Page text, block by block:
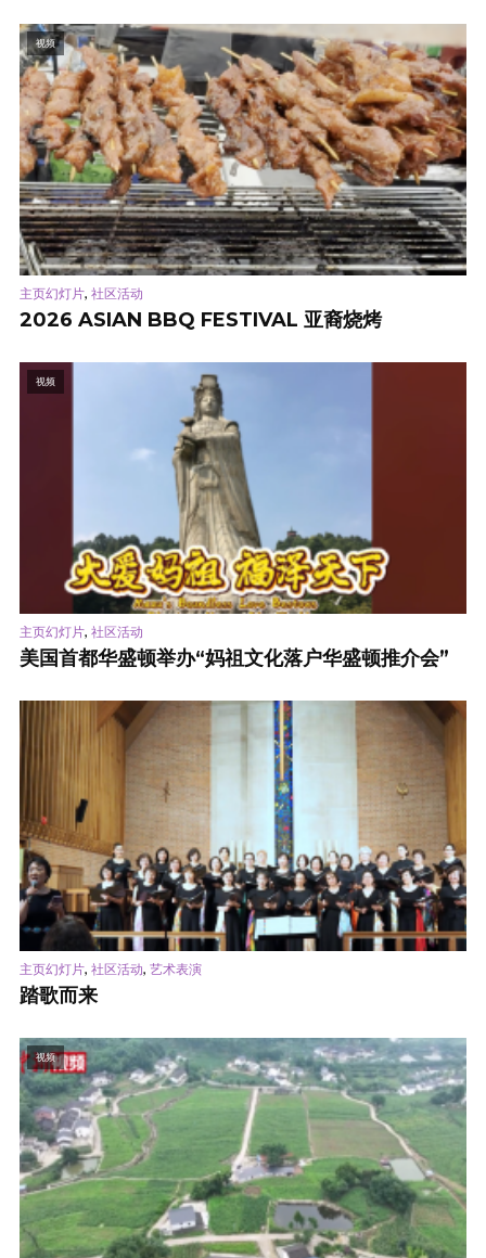
视频
主页幻灯片, 社区活动
2026 ASIAN BBQ FESTIVAL 亚裔烧烤
视频
主页幻灯片, 社区活动
美国首都华盛顿举办“妈祖文化落户华盛顿推介会”
主页幻灯片, 社区活动, 艺术表演
踏歌而来
视频